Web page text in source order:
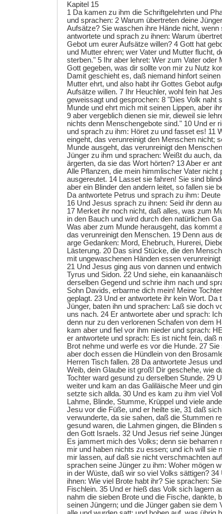
Kapitel 15
1 Da kamen zu ihm die Schriftgelehrten und
und sprachen: 2 Warum übertreten deine
Aufsätze? Sie waschen ihre Hände nicht,
antwortete und sprach zu ihnen: Warum
Gebot um eurer Aufsätze willen? 4 Gott hat
und Mutter ehren; wer Vater und Mutter flucht,
sterben." 5 Ihr aber lehret: Wer zum Vater oder
Gott gegeben, was dir sollte von mir zu Nutz
Damit geschieht es, daß niemand hinfort
Mutter ehrt, und also habt ihr Gottes Gebot
Aufsätze willen. 7 Ihr Heuchler, wohl fein hat
geweissagt und gesprochen: 8 "Dies Volk naht
Munde und ehrt mich mit seinen Lippen, aber
9 aber vergeblich dienen sie mir, dieweil sie
nichts denn Menschengebote sind." 10 Und er
und sprach zu ihm: Höret zu und fasset es! 11
eingeht, das verunreinigt den Menschen nicht;
Munde ausgeht, das verunreinigt den
Jünger zu ihm und sprachen: Weißt du auch,
ärgerten, da sie das Wort hörten? 13 Aber er
Alle Pflanzen, die mein himmlischer Vater nicht
ausgereutet. 14 Lasset sie fahren! Sie sind
aber ein Blinder den andern leitet, so fallen sie
Da antwortete Petrus und sprach zu ihm:
16 Und Jesus sprach zu ihnen: Seid ihr denn
17 Merket ihr noch nicht, daß alles, was zum
in den Bauch und wird durch den natürlichen
Was aber zum Munde herausgeht, das kommt
das verunreinigt den Menschen. 19 Denn aus
arge Gedanken: Mord, Ehebruch, Hurerei,
Lästerung. 20 Das sind Stücke, die den
mit ungewaschenen Händen essen
21 Und Jesus ging aus von dannen und
Tyrus und Sidon. 22 Und siehe, ein
derselben Gegend und schrie ihm nach und
Sohn Davids, erbarme dich mein! Meine
geplagt. 23 Und er antwortete ihr kein Wort. Da
Jünger, baten ihn und sprachen: Laß sie doch
uns nach. 24 Er antwortete aber und sprach:
denn nur zu den verlorenen Schafen von dem
kam aber und fiel vor ihm nieder und sprach:
er antwortete und sprach: Es ist nicht fein, daß
Brot nehme und werfe es vor die Hunde. 27
aber doch essen die Hündlein von den
Herren Tisch fallen. 28 Da antwortete Jesus
Weib, dein Glaube ist groß! Dir geschehe, wie
Tochter ward gesund zu derselben Stunde. 29
weiter und kam an das Galiläische Meer und
setzte sich allda. 30 Und es kam zu ihm viel
Lahme, Blinde, Stumme, Krüppel und viele
Jesu vor die Füße, und er heilte sie, 31 daß
verwunderte, da sie sahen, daß die Stummen
gesund waren, die Lahmen gingen, die Blinden
den Gott Israels. 32 Und Jesus rief seine
Es jammert mich des Volks; denn sie beharren
mir und haben nichts zu essen; und ich will sie
mir lassen, auf daß sie nicht verschmachten
sprachen seine Jünger zu ihm: Woher mögen
in der Wüste, daß wir so viel Volks sättigen?
ihnen: Wie viel Brote habt ihr? Sie sprachen:
Fischlein. 35 Und er hieß das Volk sich lagern
nahm die sieben Brote und die Fische, dankte,
seinen Jüngern; und die Jünger gaben sie dem